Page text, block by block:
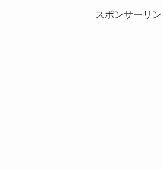
スポンサーリン